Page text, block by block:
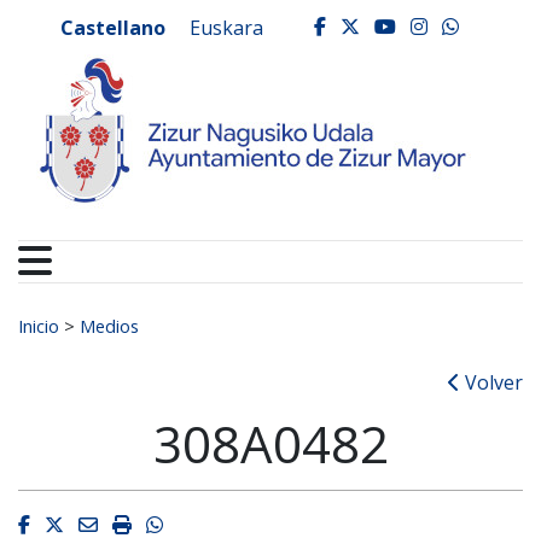
Ayuntamiento de
Castellano Euskara facebook
twitter
youtube
Buscar:
Inicio > Medios
Volver
308A0482
Facebook
Twitter
EmailImprimirWhatsapp